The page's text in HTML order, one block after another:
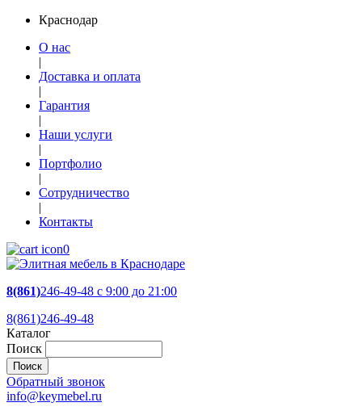
Краснодар
О нас
|
Доставка и оплата
|
Гарантия
|
Наши услуги
|
Портфолио
|
Сотрудничество
|
Контакты
0
8(861)246-49-48 c 9:00 до 21:00
8(861)246-49-48
Каталог
Поиск
Обратный звонок
info@keymebel.ru